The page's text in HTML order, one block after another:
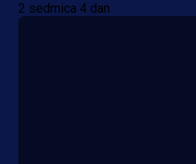
2 sedmica 4 dan